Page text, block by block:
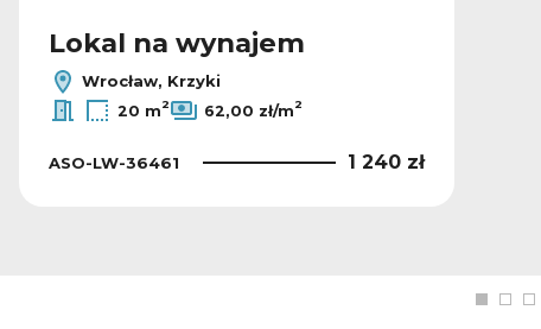
Lokal na wynajem
Wrocław, Krzyki
20 m2 62,00 zł/m2
ASO-LW-36461 1 240 zł